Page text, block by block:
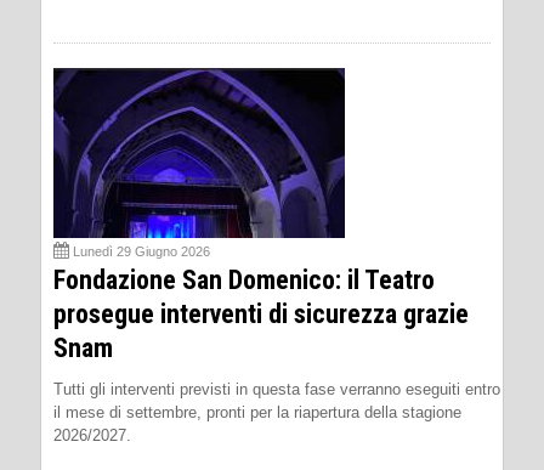
Lunedì 29 Giugno 2026
Fondazione San Domenico: il Teatro
prosegue interventi di sicurezza grazie
Snam
Tutti gli interventi previsti in questa fase verranno eseguiti entro
il mese di settembre, pronti per la riapertura della stagione
2026/2027.